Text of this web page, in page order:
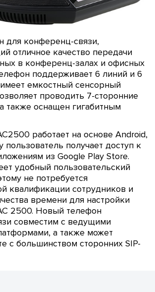
для конференц-связи,
отличное качество передачи
в конференц-залах и офисных
поддерживает 6 линий и 6
имеет емкостный сенсорный
проводить 7-сторонние
также оснащен гигабитным
работает на основе Android,
пользователь получает доступ к
из Google Play Store.
удобный пользовательский
не потребуется
квалификации сотрудников и
времени для настройки
2500. Новый телефон
совместим с ведущими
а также может
с большинством сторонних SIP-